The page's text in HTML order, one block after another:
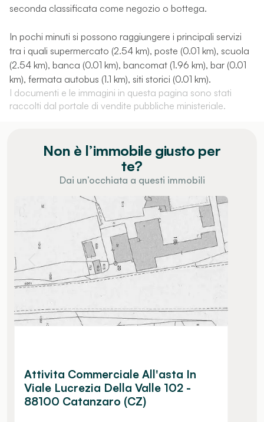
seconda classificata come negozio o bottega.
In pochi minuti si possono raggiungere i principali servizi
tra i quali supermercato (2.54 km), poste (0.01 km), scuola
(2.54 km), banca (0.01 km), bancomat (1.96 km), bar (0.01
km), fermata autobus (1.1 km), siti storici (0.01 km).
I documenti e le immagini in questa pagina sono stati
raccolti dal portale di vendite pubbliche ministeriale.
Non è l’immobile giusto per
te?
Dai un’occhiata a questi immobili
Attivita Commerciale All'asta In
Viale Lucrezia Della Valle 102 -
88100 Catanzaro (CZ)